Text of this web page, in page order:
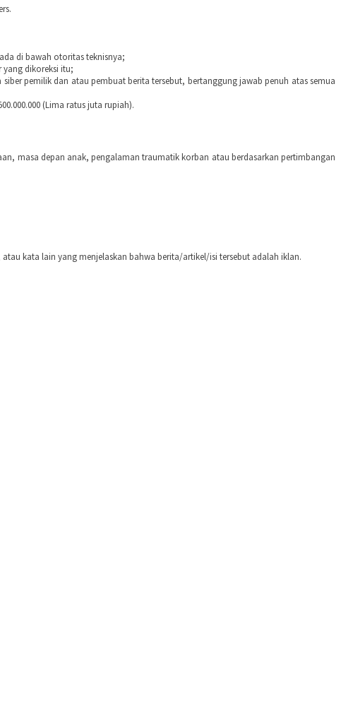
di bawah otoritas teknisnya;
yang dikoreksi itu;
pemilik dan atau pembuat berita tersebut, bertanggung jawab penuh atas semua
(Lima ratus juta rupiah).
masa depan anak, pengalaman traumatik korban atau berdasarkan pertimbangan
kata lain yang menjelaskan bahwa berita/artikel/isi tersebut adalah iklan.